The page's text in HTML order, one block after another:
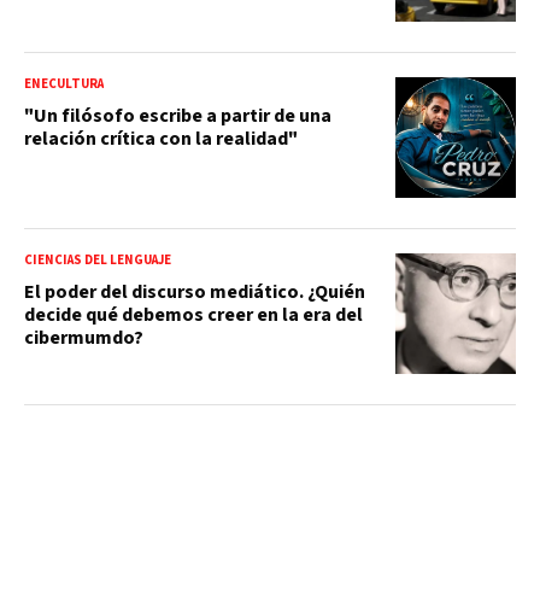
ENECULTURA
"Un filósofo escribe a partir de una
relación crítica con la realidad"
CIENCIAS DEL LENGUAJE
El poder del discurso mediático. ¿Quién
decide qué debemos creer en la era del
cibermumdo?